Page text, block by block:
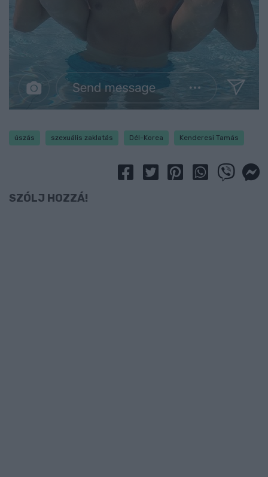
úszás szexuális zaklatás Dél-Korea Kenderesi Tamás
SZÓLJ HOZZÁ!